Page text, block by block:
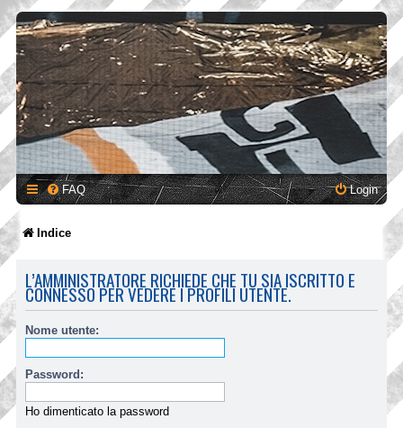
FAQ Login
Indice
L’AMMINISTRATORE RICHIEDE CHE TU SIA ISCRITTO E
CONNESSO PER VEDERE I PROFILI UTENTE.
Nome utente:
Password:
Ho dimenticato la password